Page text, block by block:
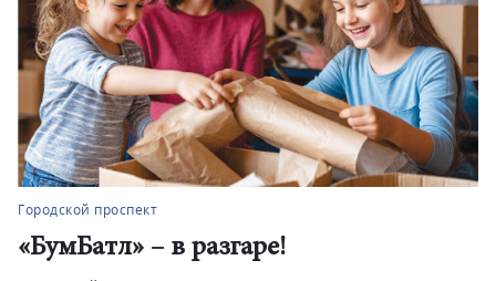
Городской проспект
«БумБатл» – в разгаре!